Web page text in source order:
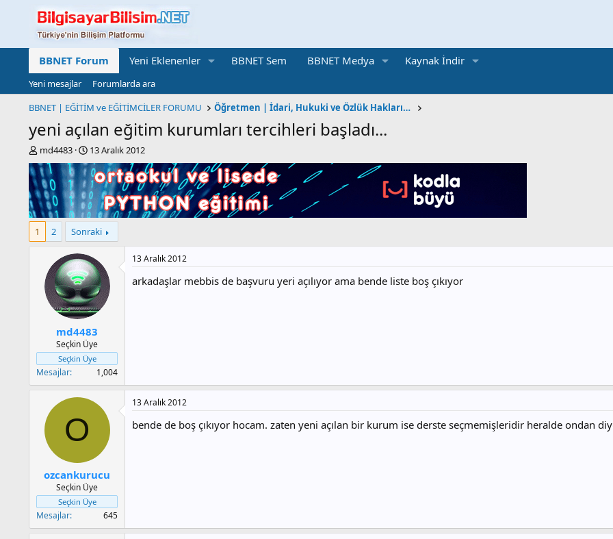
BBNET Forum Yeni Eklenenler BBNET Sem BBNET Medya Kaynak İndir
Yeni mesajlar
Forumlarda ara
BBNET | EĞİTİM ve EĞİTİMCİLER FORUMU
Öğretmen | İdari, Hukuki ve Özlük Hakları Konuları
yeni açılan eğitim kurumları tercihleri başladı...
K
o
n
b
u
y
u
md4483
B
a
ş
l
a
n
g
ı
t
a
r
i
h
13 Aralık 2012
1 2 Sonraki
md4483
Seçkin Üye
Seçkin Üye
Mesajlar 1,004
13 Aralık 2012
arkadaşlar mebbis de başvuru yeri açılıyor ama bende liste boş çıkıyor
O
ozcankurucu
Seçkin Üye
Seçkin Üye
Mesajlar 645
13 Aralık 2012
bende de boş çıkıyor hocam. zaten yeni açılan bir kurum ise derste seçmemişleridir heralde ondan